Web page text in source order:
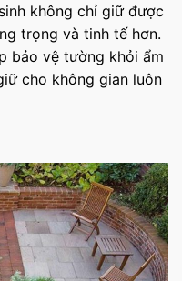
không chỉ giữ được
trọng và tinh tế hơn.
bảo vệ tường khỏi ẩm
cho không gian luôn